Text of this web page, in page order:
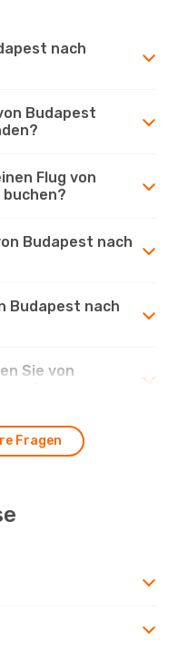
nach
Budapest
Flug von
Budapest nach
Budapest nach
Sie von
Fragen